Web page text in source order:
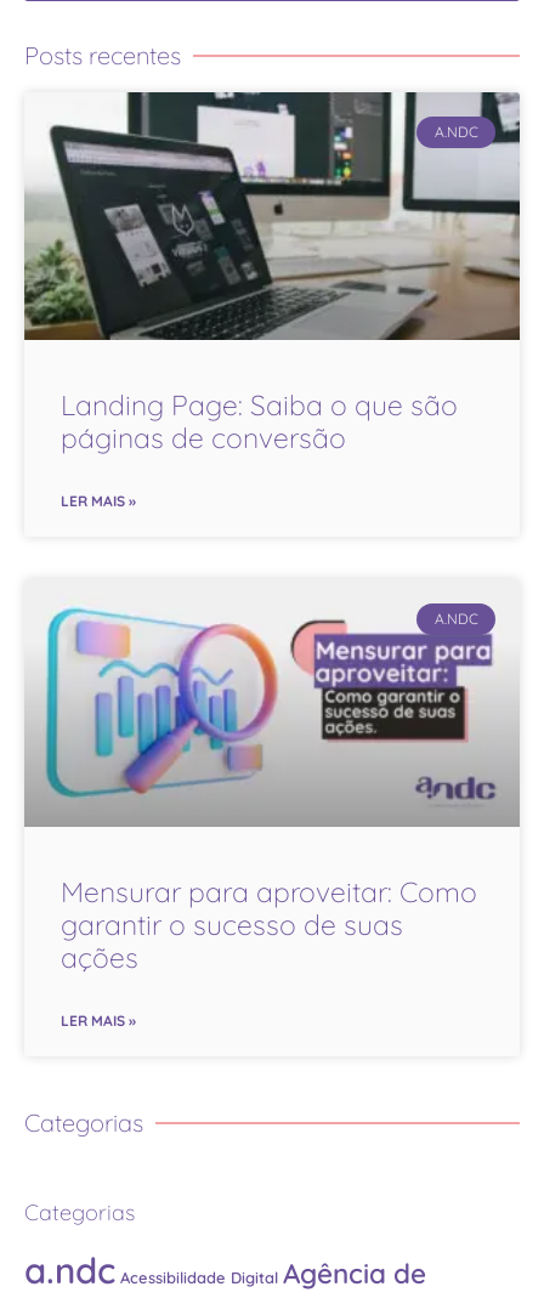
Posts recentes
A.NDC
Landing Page: Saiba o que são
páginas de conversão
LER MAIS »
A.NDC
Mensurar para aproveitar: Como
garantir o sucesso de suas
ações
LER MAIS »
Categorias
Categorias
a.ndc Acessibilidade Digital Agência de